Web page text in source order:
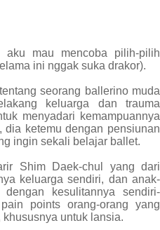
aku mau mencoba pilih-pilih
ini nggak suka drakor).
seorang ballerino muda
keluarga dan trauma
menyadari kemampuannya
dia ketemu dengan pensiunan
ingin sekali belajar ballet.
Shim Daek-chul yang dari
keluarga sendiri, dan anak-
kesulitannya sendiri-
points orang-orang yang
untuk lansia.